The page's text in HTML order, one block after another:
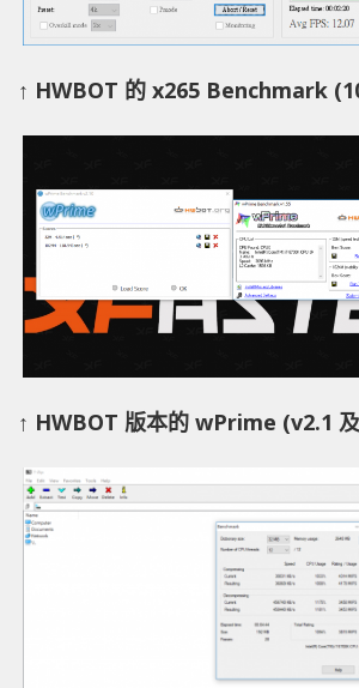
↑ HWBOT 的 x265 Benchmark
↑ HWBOT 版本的 wPrime (v2.1